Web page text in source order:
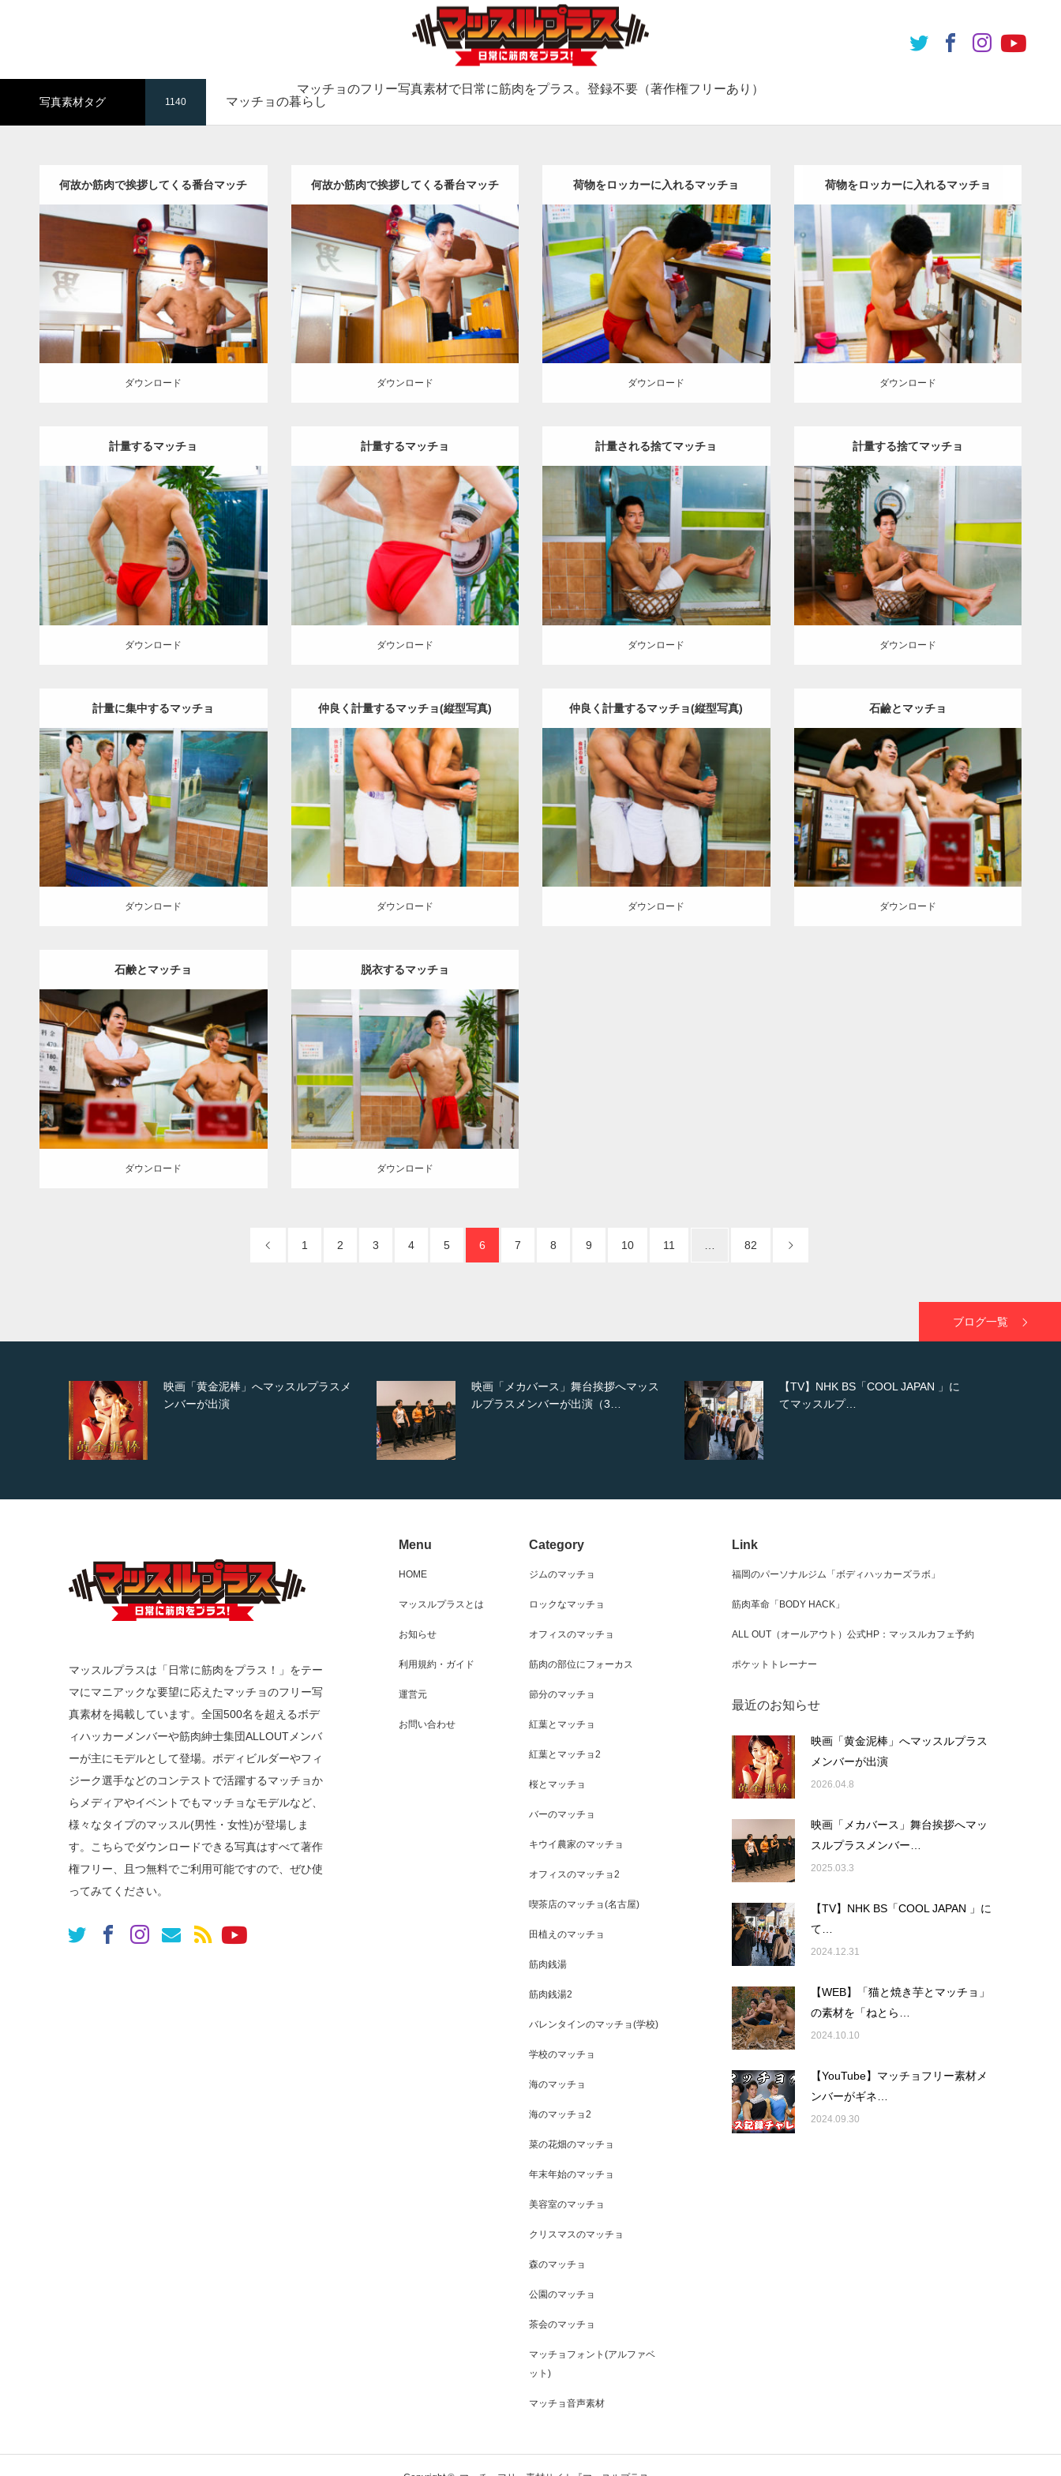
マッチョのフリー写真素材で日常に筋肉をプラス。登録不要（著作権フリーあり）
写真素材タグ 1140 マッチョの暮らし
何故か筋肉で挨拶してくる番台マッチ
ョ(ラットスプレッド)
Update:2023.02.11
Category:
筋肉銭湯 その他 AKIHITO(細
マッチョ)
背中 肩 腹筋 葛飾 (東京)
ダウンロード
ダウンロード
何故か筋肉で挨拶してくる番台マッチ
ョ
Update:2023.02.11
Category:
筋肉銭湯 その他 AKIHITO(細
マッチョ)
上腕三頭筋 背中 肩 上腕二頭
筋
葛飾 (東京)
ダウンロード
ダウンロード
荷物をロッカーに入れるマッチョ
Update:2023.02.11
Category:筋肉銭湯 その他 AKIHITO(細
マッチョ) 上腕三頭筋 背中 肩 脚 葛飾
(東京)
ダウンロード
ダウンロード
荷物をロッカーに入れるマッチョ
Update:
2023.02.11
Category:筋肉銭湯 その他 AKIHITO(細
マッチョ) 上腕二頭筋 上腕三頭筋 肩 腹
筋 葛飾 (東京)
ダウンロード
ダウンロード
計量するマッチョ
Update:
2023.02.11
Category:筋肉銭湯 その他
AKIHITO(細
マッチョ) 背中 脚 葛飾 (東京)
ダウンロード
ダウンロード
計量するマッチョ
Update:
2023.02.11
筋肉銭湯 その他 AKIHITO(細
マッチョ) 背中 脚 葛飾 (東京)
ダウンロード
ダウンロード
計量される捨てマッチョ
Update:2023.02.11
Category:
筋肉銭湯 その他 AKIHITO(細
マッチョ) 上腕三頭筋 葛飾 (東京)
ダウンロード
ダウンロード
計量する捨てマッチョ
Update:2023.02.11
Category:筋肉銭湯 その他
AKIHITO(細
マッチョ) 上腕二頭筋 肩 脚 葛飾 (東京)
ダウンロード
ダウンロード
計量に集中するマッチョ
Update:2023.02.11
Category:筋肉銭湯 その他 AKIHITO(細
マッチョ) SOSUKE YOSHI 大胸筋 上腕
三頭筋
肩 葛飾 (東京)
ダウンロード
ダウンロード
仲良く計量するマッチョ(縦型写真)
Update:2023.02.11
Category:筋肉銭湯 その他 AKIHITO(細
マッチョ) SOSUKE YOSHI 上腕三頭筋
葛飾 (東京)
ダウンロード
ダウンロード
仲良く計量するマッチョ(縦型写真)
Update:2023.02.11
Category: 筋肉銭湯 その他 AKIHITO(細
マッチョ) SOSUKE YOSHI 上腕三頭筋
肩
葛飾 (東京)
ダウンロード
ダウンロード
石鹼とマッチョ
Update: 2023.02.11
Category:筋肉銭湯 SOSUKE YOSHI 大
胸筋 上腕二頭筋 葛飾 (東京)
ダウンロード
ダウンロード
石鹸とマッチョ
Update:2023.02.11
Category:筋肉銭湯 その他 SOSUKE
YOSHI 大胸筋 腹筋 葛飾 (東京)
ダウンロード
ダウンロード
脱衣するマッチョ
Update:
2023.02.11
Category:筋肉銭湯 その他 AKIHITO(細
マッチョ) 大胸筋 脚 腹筋 葛飾 (東京)
ダウンロード
ダウンロード
1 2 3 4 5 6 7 8 9 10 11 82
ブログ一覧
映画「メカバース」舞台挨拶へマッス
ルプラスメンバーが出演（3…
【TV】NHK BS「COOL JAPAN 」に
てマッスルプ…
【WEB】「猫と焼き芋とマッチョ」
の素材を「ねとらぼ」さんに…
マッスルプラスは「日常に筋肉をプラス！」をテー
マにマニアックな要望に応えたマッチョのフリー写
真素材を掲載しています。全国500名を超えるボデ
ィハッカーメンバーや筋肉紳士集団ALLOUTメンバ
ーが主にモデルとして登場。ボディビルダーやフィ
ジーク選手などのコンテストで活躍するマッチョか
らメディアやイベントでもマッチョなモデルなど、
様々なタイプのマッスル(男性・女性)が登場しま
す。こちらでダウンロードできる写真はすべて著作
権フリー、且つ無料でご利用可能ですので、ぜひ使
ってみてください。
Menu
HOME
マッスルプラスとは
お知らせ
利用規約・ガイド
運営元
お問い合わせ
Category
ジムのマッチョ
ロックなマッチョ
オフィスのマッチョ
筋肉の部位にフォーカス
節分のマッチョ
紅葉とマッチョ
紅葉とマッチョ2
桜とマッチョ
バーのマッチョ
キウイ農家のマッチョ
オフィスのマッチョ2
喫茶店のマッチョ(名古屋)
田植えのマッチョ
筋肉銭湯
筋肉銭湯2
バレンタインのマッチョ(学校)
学校のマッチョ
海のマッチョ
海のマッチョ2
菜の花畑のマッチョ
年末年始のマッチョ
美容室のマッチョ
クリスマスのマッチョ
森のマッチョ
公園のマッチョ
茶会のマッチョ
マッチョフォント(アルファベ
ット)
マッチョ音声素材
Link
福岡のパーソナルジム「ボディハッカーズラボ」
筋肉革命「BODY HACK」
ALL OUT（オールアウト）公式HP：マッスルカフェ予約
ポケットトレーナー
最近のお知らせ
映画「黄金泥棒」へマッスルプラス
メンバーが出演
2026.04.8
映画「メカバース」舞台挨拶へマッ
スルプラスメンバー…
2025.03.3
【TV】NHK BS「COOL JAPAN 」に
て…
2024.12.31
【WEB】「猫と焼き芋とマッチョ」
の素材を「ねとら…
2024.10.10
【YouTube】マッチョフリー素材メ
ンバーがギネ…
2024.09.30